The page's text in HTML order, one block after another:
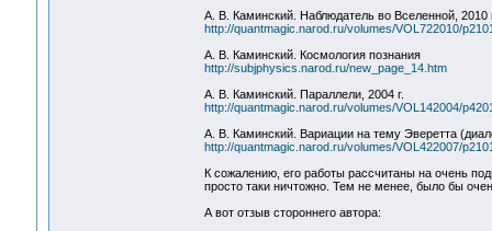
А. В. Каминский. Наблюдатель во Вселенной, 2010
http://quantmagic.narod.ru/volumes/VOL722010/
А. В. Каминский. Космология познания
http://subjphysics.narod.ru/new_page_14.htm
А. В. Каминский. Параллели, 2004 г.
http://quantmagic.narod.ru/volumes/VOL142004/
А. В. Каминский. Вариации на тему Эверетта
http://quantmagic.narod.ru/volumes/VOL422007/
К сожалению, его работы рассчитаны на очень
просто таки ничтожно. Тем не менее, было бы
А вот отзыв стороннего автора: